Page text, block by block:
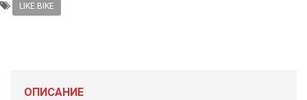
LIKE.BIKE
ОПИСАНИЕ